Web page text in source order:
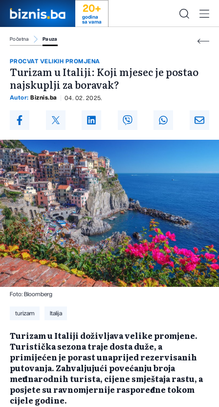
20+
godina
sa vama
Početna Pauza
PROCVAT VELIKIH PROMJENA
Turizam u Italiji: Koji mjesec je postao
najskuplji za boravak?
Autor: Biznis.ba 04. 02. 2025.
Foto: Bloomberg
turizam Italija
Turizam u Italiji doživljava velike promjene.
Turistička sezona traje dosta duže, a
primijećen je porast unaprijed rezervisanih
putovanja. Zahvaljujući povećanju broja
međunarodnih turista, cijene smještaja rastu, a
posjete su ravnomjernije raspoređene tokom
cijele godine.